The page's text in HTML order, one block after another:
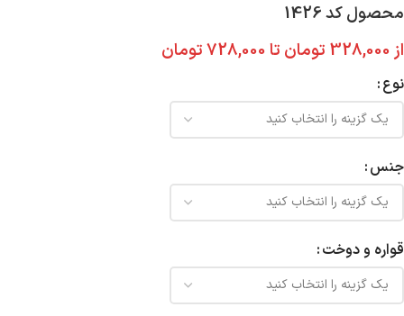
محصول کد 1426
از 328,000 تومان تا 728,000تومان
نوع
جنس
قواره و دوخت